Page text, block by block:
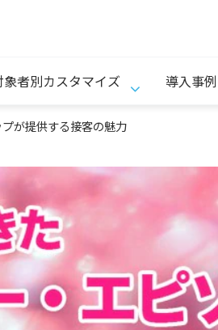
象者別カスタマイズ 導入事例
が提供する接客の魅力